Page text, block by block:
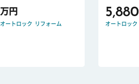
万円
オートロック リフォーム
5,880
オートロック